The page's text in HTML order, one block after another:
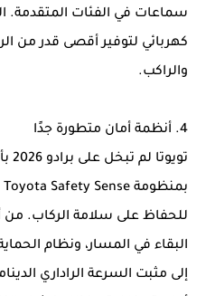
سماعات في الفئات المتقدمة.
كهربائي لتوفير أقصى قدر من
والراكب.
4. أنظمة أمان متطورة جدًا
للحفاظ على سلامة الركاب. من
البقاء في المسار، ونظام
إلى مثبت السرعة الراداري